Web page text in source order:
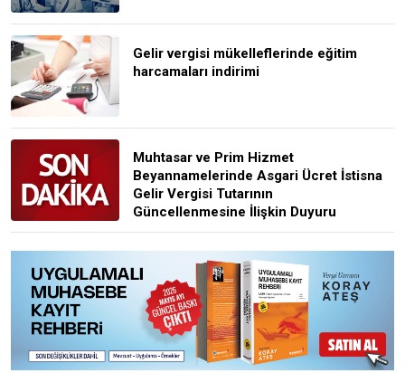
Gelir vergisi mükelleflerinde eğitim
harcamaları indirimi
Muhtasar ve Prim Hizmet
Beyannamelerinde Asgari Ücret İstisna
Gelir Vergisi Tutarının
Güncellenmesine İlişkin Duyuru